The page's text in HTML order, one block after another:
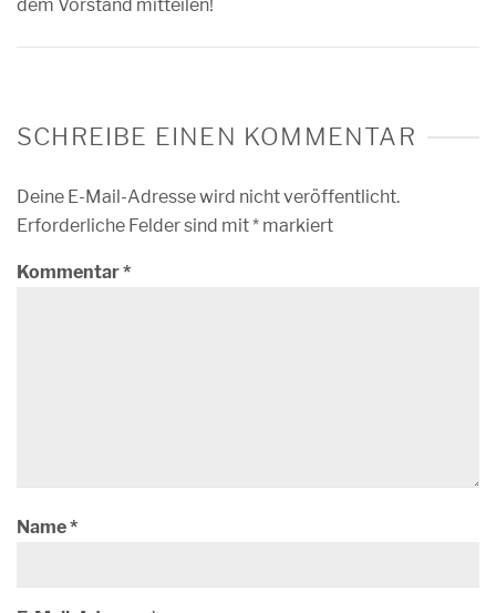
dem Vorstand mitteilen!
SCHREIBE EINEN KOMMENTAR
Deine E-Mail-Adresse wird nicht veröffentlicht.
Erforderliche Felder sind mit* markiert
Kommentar*
Name*